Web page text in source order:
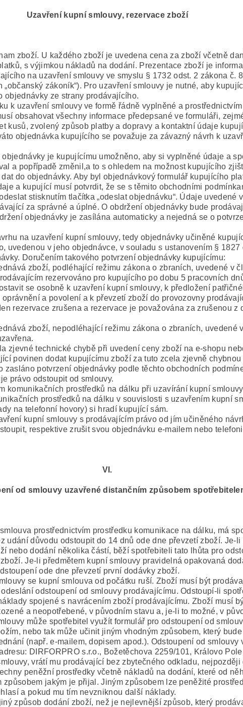
Uzavření kupní smlouvy, rezervace zboží
zboží. U každého zboží je uvedena cena za zboží včetně
s výjimkou nákladů na dodání. Prezentace zboží je
na uzavření smlouvy ve smyslu § 1732 odst. 2 zákona č.
zákoník“). Pro uzavření smlouvy je nutné, aby
objednávky ze strany prodávajícího.
k uzavření smlouvy ve formě řádně vyplněné a
obsahovat všechny informace předepsané ve formuláři,
kusů, zvolený způsob platby a dopravy a kontaktní údaje
objednávka kupujícího se považuje za závazný návrh k
objednávky je kupujícímu umožněno, aby si vyplněné údaje a
a popřípadě změnil,a to s ohledem na možnost kupujícího
do objednávky. Aby byl objednávkový formulář kupujícího
a kupující musí potvrdit, že se s těmito obchodními
stisknutím tlačítka „odeslat objednávku“. Údaje uvedené
za správné a úplné. O obdržení objednávky bude
objednávky je zasílána automaticky a nejedná se o
na uzavření kupní smlouvy, tedy objednávky učiněné
uvedenou v jeho objednávce, v souladu s ustanovením § 1827
Doručením takového potvrzení objednávky kupujícímu:
zboží, podléhající režimu zákona o zbraních, uvedené v
rezervováno pro kupujícího po dobu 5 pracovních
se osobně k uzavření kupní smlouvy, k předložení
a povolení a k převzetí zboží do provozovny
rezervace zrušena a rezervace je považována za zrušenou z
zboží, nepodléhající režimu zákona o zbraních, uvedené
zjevné technické chybě při uvedení ceny zboží na e-shopu
povinen dodat kupujícímu zboží za tuto zcela zjevně chybnou
zasláno potvrzení objednávky podle těchto obchodních
právo odstoupit od smlouvy.
komunikačních prostředků na dálku při uzavírání kupní
prostředků na dálku v souvislosti s uzavřením kupní
na telefonní hovory) si hradí kupující sám.
kupní smlouvy s prodávajícím právo od jím učiněného
respektive zrušit svou objednávku e-mailem nebo
VI.
od smlouvy uzavřené distančním způsobem
prostřednictvím prostředku komunikace na dálku, má
udání důvodu odstoupit do 14 dnů ode dne převzetí zboží. Je-li
nebo dodání několika částí, běží spotřebiteli tato lhůta pro
Je-li předmětem kupní smlouvy pravidelná opakovaná
ode dne převzetí první dodávky zboží.
se kupní smlouva od počátku ruší. Zboží musí být
odstoupení od smlouvy prodávajícímu. Odstoupí-li
spojené s navrácením zboží prodávajícímu. Zboží musí
a neopotřebené, v původním stavu a, je-li to možné, v
může spotřebitel využít formulář pro odstoupení od
nebo tak může učinit jiným vhodným způsobem, který bude
(např. e-mailem, dopisem apod.). Odstoupení od smlouvy
DIRFORPRO s.r.o., Božetěchova 2259/101, Královo
vrátí mu prodávající bez zbytečného odkladu, nejpozději
peněžní prostředky včetně nákladů na dodání, které od
způsobem jakým je přijal. Jiným způsobem lze peněžité
a pokud mu tím nevzniknou další náklady.
způsob dodání zboží, než je nejlevnější způsob, který